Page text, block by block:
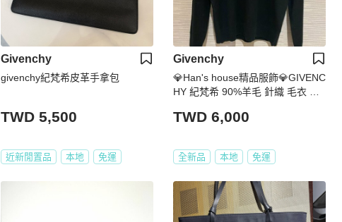
Givenchy
givenchy紀梵希皮革手拿包
TWD 5,500
近新閒置品 本地 免運
Givenchy
💎Han's house精品服飾💎GIVENC
HY 紀梵希 90%羊毛 針織 毛衣 現
TWD 6,000
全新品 本地 免運